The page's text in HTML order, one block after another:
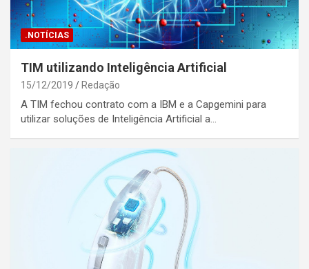
.NOTÍCIAS
TIM utilizando Inteligência Artificial
15/12/2019 Redação
A TIM fechou contrato com a IBM e a Capgemini para
utilizar soluções de Inteligência Artificial a…